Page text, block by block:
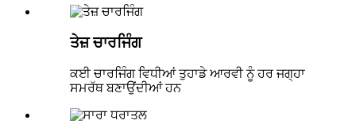
ਤੇਜ਼ ਚਾਰਜਿੰਗ
ਕਈ ਚਾਰਜਿੰਗ ਵਿਧੀਆਂ ਤੁਹਾਡੇ ਆਰਵੀ ਨੂੰ ਹਰ ਜਗ੍ਹਾ
ਸਮਰੱਥ ਬਣਾਉਂਦੀਆਂ ਹਨ